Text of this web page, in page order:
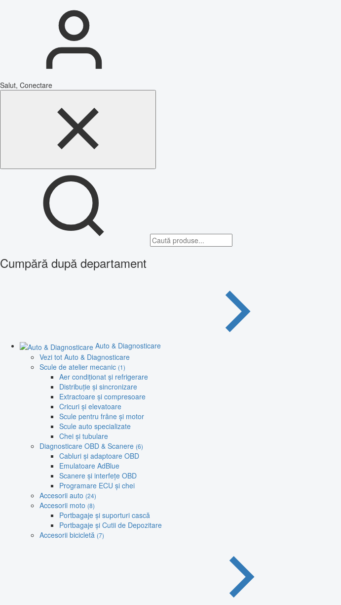
Salut, Conectare
Cumpără după departament
Auto & Diagnosticare
Vezi tot Auto & Diagnosticare
Scule de atelier mecanic (1)
Aer condiționat și refrigerare
Distribuție și sincronizare
Extractoare și compresoare
Cricuri și elevatoare
Scule pentru frâne și motor
Scule auto specializate
Chei și tubulare
Diagnosticare OBD & Scanere (6)
Cabluri și adaptoare OBD
Emulatoare AdBlue
Scanere și interfețe OBD
Programare ECU și chei
Accesorii auto (24)
Accesorii moto (8)
Portbagaje și suporturi cască
Portbagaje și Cutii de Depozitare
Accesorii bicicletă (7)